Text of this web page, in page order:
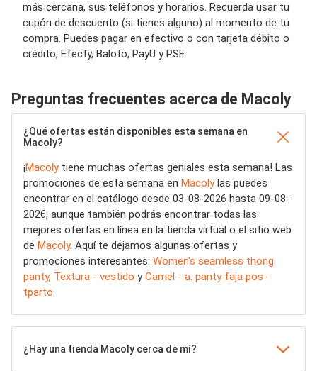
más cercana, sus teléfonos y horarios. Recuerda usar tu
cupón de descuento (si tienes alguno) al momento de tu
compra. Puedes pagar en efectivo o con tarjeta débito o
crédito, Efecty, Baloto, PayU y PSE.
Preguntas frecuentes acerca de Macoly
¿Qué ofertas están disponibles esta semana en
Macoly?
¡Macolytiene muchas ofertas geniales esta semana! Las
promociones de esta semana en Macolylas puedes
encontrar en el catálogo desde 03-08-2026 hasta 09-08-
2026, aunque también podrás encontrar todas las
mejores ofertas en línea en la tienda virtual o el sitio web
de Macoly. Aquí te dejamos algunas ofertas y
promociones interesantes: Women's seamless thong
panty, Textura - vestido yCamel - a. panty faja pos-
tparto
¿Hay una tienda Macoly cerca de mí?